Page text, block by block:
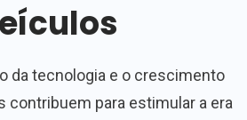
da tecnologia e o crescimento
contribuem para estimular a era